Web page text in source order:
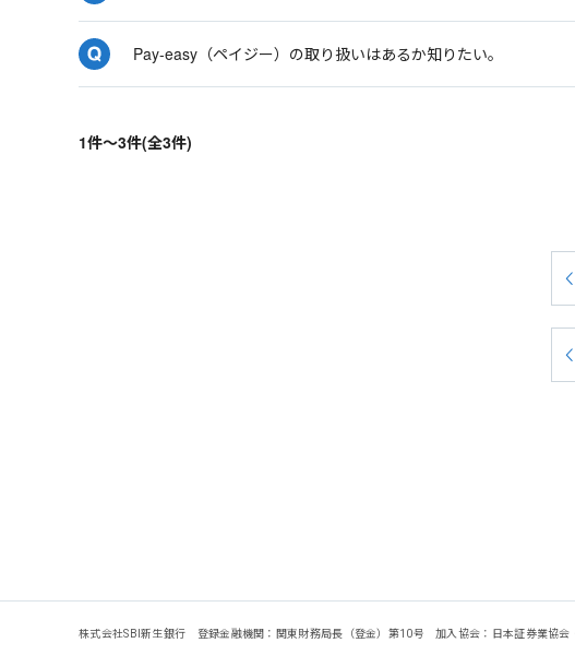
Pay-easy（ペイジー）の取り扱いはあるか知りたい。
1件～3件(全3件)
株式会社SBI新生銀行 登録金融機関：関東財務局長（登金）第10号 加入協会：日本証券業協会